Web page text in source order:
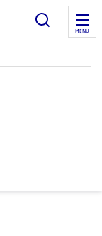
Ouvrir
MENU